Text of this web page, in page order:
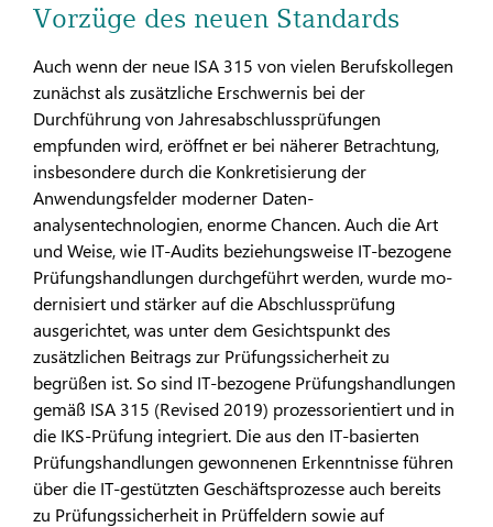
Vorzüge des neuen Standards
Auch wenn der neue ISA 315 von vielen Berufskollegen
zu­nächst als zusätzliche Erschwernis bei der
Durchführung von Jahresabschlussprüfungen
empfunden wird, eröffnet er bei näherer Betrachtung,
insbesondere durch die Konkretisierung der
Anwendungsfelder moderner Daten­
analysentechnologien, enorme Chancen. Auch die Art
und Weise, wie IT-Audits be­ziehungsweise IT-bezogene
Prüfungshand­lungen durchgeführt werden, wurde mo­
dernisiert und stärker auf die Abschluss­prüfung
ausgerichtet, was unter dem Ge­sichtspunkt des
zusätzlichen Beitrags zur Prüfungssicherheit zu
begrüßen ist. So sind IT-bezogene Prüfungshandlungen
gemäß ISA 315 (Revised 2019) prozessorientiert und in
die IKS-Prüfung integriert. Die aus den IT-basierten
Prüfungshandlungen gewonnenen Erkenntnisse führen
über die IT-gestützten Geschäftsprozesse auch bereits
zu Prüfungs­sicherheit in Prüffeldern sowie auf